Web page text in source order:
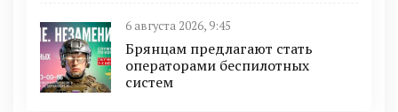
6 августа 2026, 9:45
Брянцам предлагают cтать
оперaтoрами бeспилотных
систeм